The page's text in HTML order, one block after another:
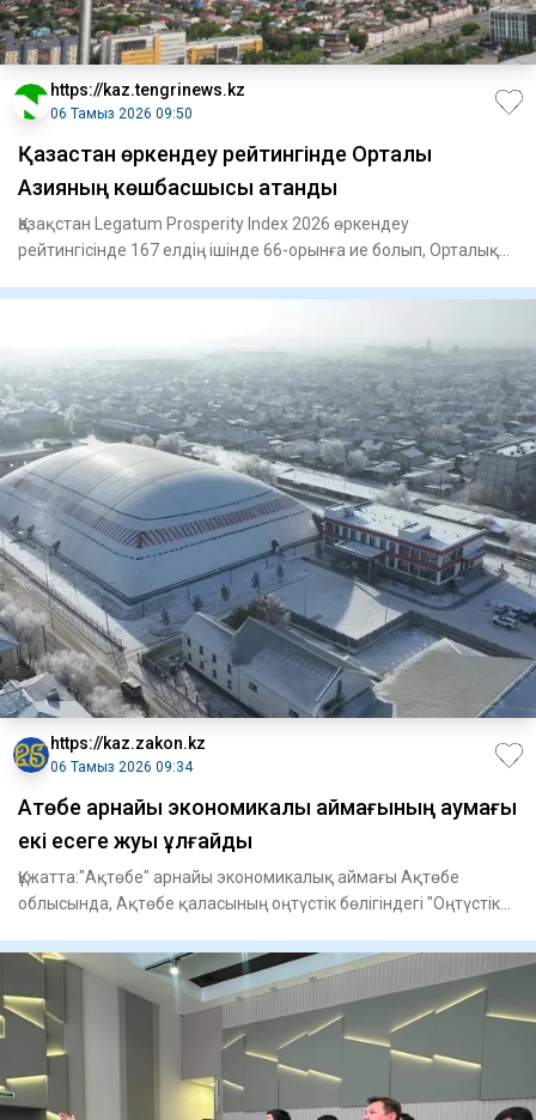
https://kaz.tengrinews.kz
06 Тамыз 2026 09:50
Қазақстан өркендеу рейтингінде Орталық
Азияның көшбасшысы атанды
Қазақстан Legatum Prosperity Index 2026 өркендеу
рейтингісінде 167 елдің ішінде 66-орынға ие болып, Орталық
https://kaz.zakon.kz
06 Тамыз 2026 09:34
Ақтөбе арнайы экономикалық аймағының аумағы
екі есеге жуық ұлғайды
Құжатта:"Ақтөбе" арнайы экономикалық аймағы Ақтөбе
облысында, Ақтөбе қаласының оңтүстік бөлігіндегі "Оңтүстік